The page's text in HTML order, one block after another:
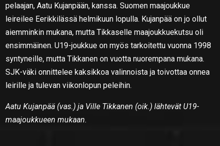
pelaajan, Aatu Kujanpään, kanssa. Suomen maajoukkue
leireilee Eerikkilässä helmikuun lopulla. Kujanpää on jo ollut
aiemminkin mukana, mutta Tikkaselle maajoukkuekutsu oli
ensimmäinen. U19-joukkue on myös tarkoitettu vuonna 1998
syntyneille, mutta Tikkanen on vuotta nuorempana mukana.
SJK-väki onnittelee kaksikkoa valinnoista ja toivottaa onnea
leirille ja tulevan viikonlopun peleihin.
Aatu Kujanpää (vas.) ja Ville Tikkanen (oik.) lähtevät U19-
maajoukkueen mukaan.